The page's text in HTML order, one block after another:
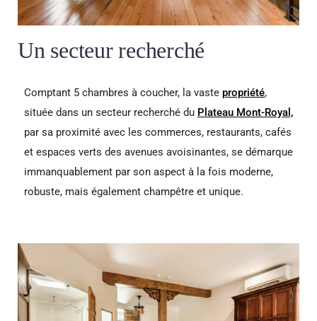
Un secteur recherché
Comptant 5 chambres à coucher, la vaste propriété,
située dans un secteur recherché du Plateau Mont-Royal,
par sa proximité avec les commerces, restaurants, cafés
et espaces verts des avenues avoisinantes, se démarque
immanquablement par son aspect à la fois moderne,
robuste, mais également champêtre et unique.